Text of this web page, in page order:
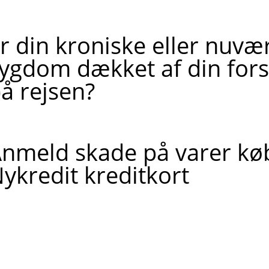
din kroniske eller
dækket af din
rejsen?
skade på varer
kreditkort